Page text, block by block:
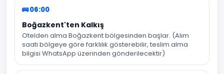
🚌 06:00
Boğazkent'ten Kalkış
Otelden alma Boğazkent bölgesinden başlar. (Alım
saati bölgeye göre farklılık gösterebilir, teslim alma
bilgisi WhatsApp üzerinden gönderilecektir)